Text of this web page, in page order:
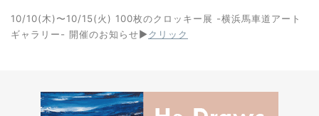
10/10(木)〜10/15(火) 100枚のクロッキー展 -横浜馬車道アート
ギャラリー- 開催のお知らせ▶︎クリック